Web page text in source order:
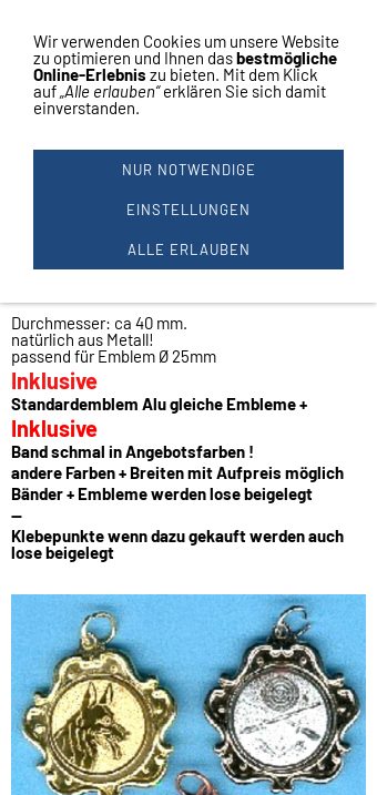
Navigation einblenden
430
silber 162 Stück
Durchmesser: ca 40 mm.
natürlich aus Metall!
passend für Emblem Ø 25mm
Inklusive
Standardemblem Alu gleiche Embleme +
Inklusive
Band schmal in Angebotsfarben !
andere Farben + Breiten mit Aufpreis möglich
Bänder + Embleme werden lose beigelegt
--
Klebepunkte wenn dazu gekauft werden auch
lose beigelegt
Wir verwenden Cookies um unsere Website
zu optimieren und Ihnen dasbestmögliche
Online-Erlebnis zu bieten. Mit dem Klick
auf„Alle erlauben“erklären Sie sich damit
einverstanden.
NUR NOTWENDIGE
EINSTELLUNGEN
ALLE ERLAUBEN